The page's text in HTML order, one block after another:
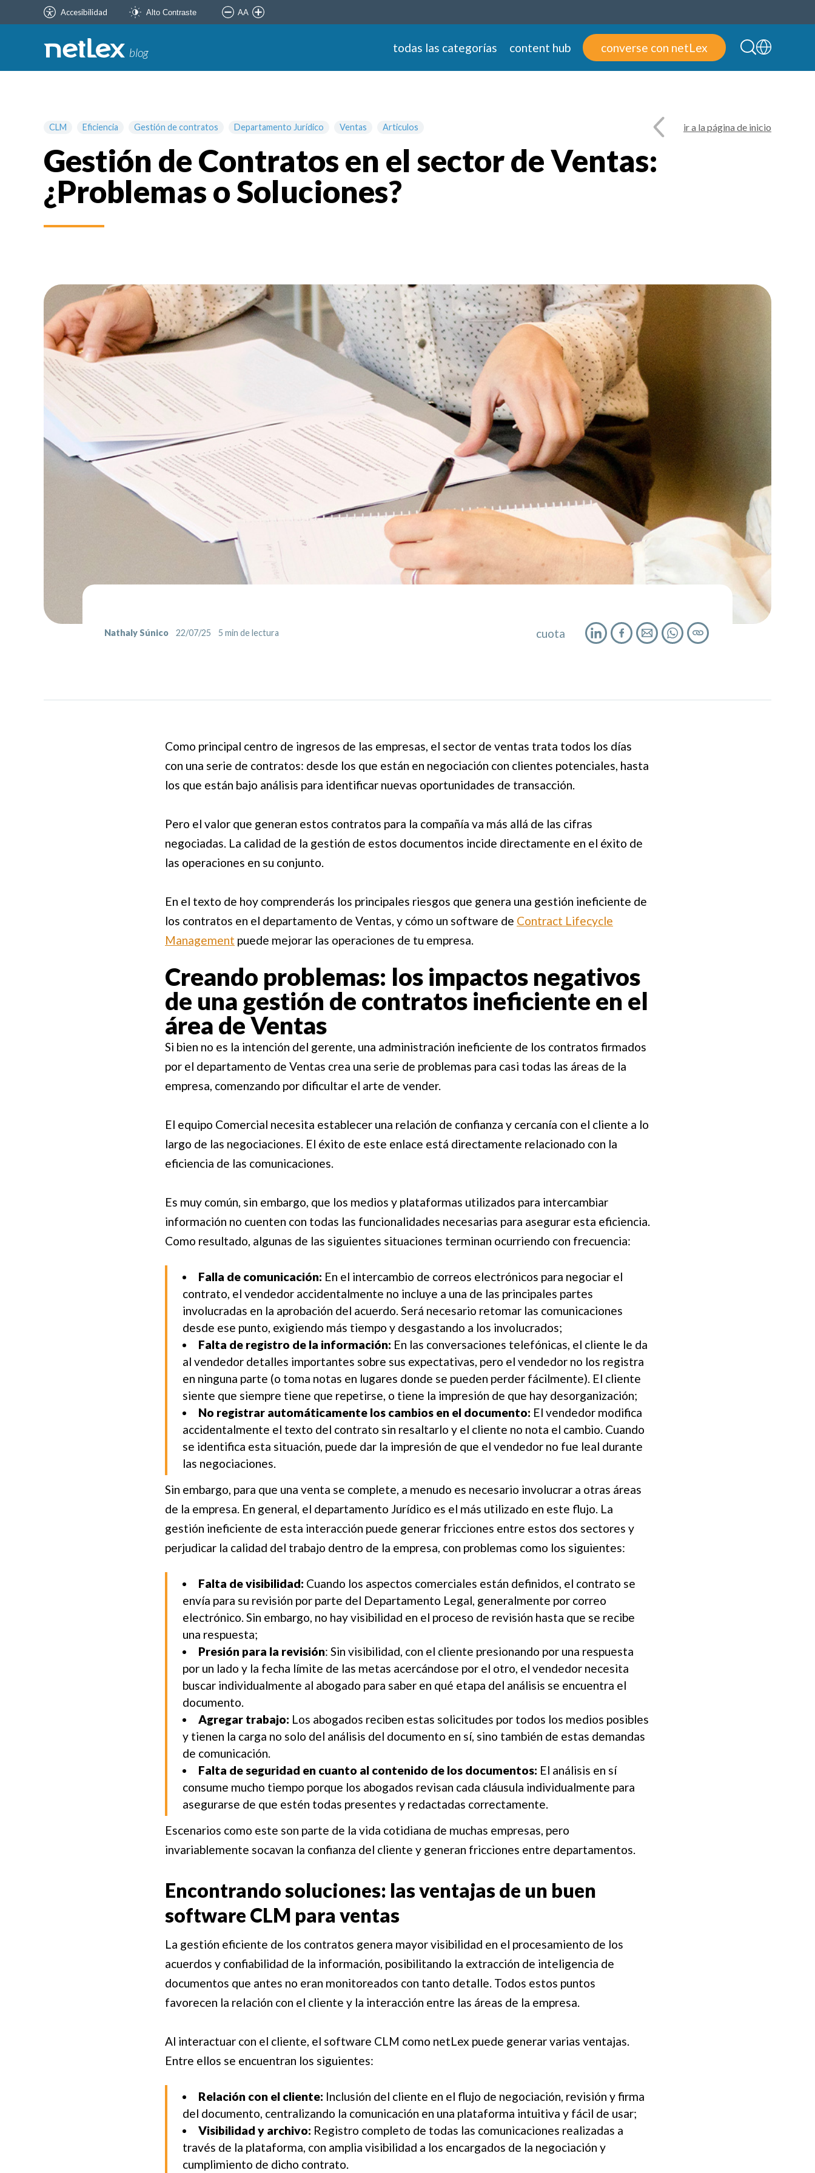
Accesibilidad Alto Contraste AA
blog todas las categorías content hub converse con netLex
CLM Eficiencia Gestión de contratos Departamento Jurídico Ventas Articulos ir a la página de inicio
Gestión de Contratos en el sector de Ventas:
¿Problemas o Soluciones?
Nathaly Súnico 22/07/25 5 min de lectura cuota
Como principal centro de ingresos de las empresas, el sector de ventas trata todos los días
con una serie de contratos: desde los que están en negociación con clientes potenciales, hasta
los que están bajo análisis para identificar nuevas oportunidades de transacción.
Pero el valor que generan estos contratos para la compañía va más allá de las cifras
negociadas. La calidad de la gestión de estos documentos incide directamente en el éxito de
las operaciones en su conjunto.
En el texto de hoy comprenderás los principales riesgos que genera una gestión ineficiente de
los contratos en el departamento de Ventas, y cómo un software de Contract Lifecycle
Management puede mejorar las operaciones de tu empresa.
Creando problemas: los impactos negativos
de una gestión de contratos ineficiente en el
área de Ventas
Si bien no es la intención del gerente, una administración ineficiente de los contratos firmados
por el departamento de Ventas crea una serie de problemas para casi todas las áreas de la
empresa, comenzando por dificultar el arte de vender.
El equipo Comercial necesita establecer una relación de confianza y cercanía con el cliente a lo
largo de las negociaciones. El éxito de este enlace está directamente relacionado con la
eficiencia de las comunicaciones.
Es muy común, sin embargo, que los medios y plataformas utilizados para intercambiar
información no cuenten con todas las funcionalidades necesarias para asegurar esta eficiencia.
Como resultado, algunas de las siguientes situaciones terminan ocurriendo con frecuencia:
Falla de comunicación: En el intercambio de correos electrónicos para negociar el
contrato, el vendedor accidentalmente no incluye a una de las principales partes
involucradas en la aprobación del acuerdo. Será necesario retomar las comunicaciones
desde ese punto, exigiendo más tiempo y desgastando a los involucrados;
Falta de registro de la información: En las conversaciones telefónicas, el cliente le da
al vendedor detalles importantes sobre sus expectativas, pero el vendedor no los registra
en ninguna parte (o toma notas en lugares donde se pueden perder fácilmente). El cliente
siente que siempre tiene que repetirse, o tiene la impresión de que hay desorganización;
No registrar automáticamente los cambios en el documento: El vendedor modifica
accidentalmente el texto del contrato sin resaltarlo y el cliente no nota el cambio. Cuando
se identifica esta situación, puede dar la impresión de que el vendedor no fue leal durante
las negociaciones.
Sin embargo, para que una venta se complete, a menudo es necesario involucrar a otras áreas
de la empresa. En general, el departamento Jurídico es el más utilizado en este flujo. La
gestión ineficiente de esta interacción puede generar fricciones entre estos dos sectores y
perjudicar la calidad del trabajo dentro de la empresa, con problemas como los siguientes:
Falta de visibilidad: Cuando los aspectos comerciales están definidos, el contrato se
envía para su revisión por parte del Departamento Legal, generalmente por correo
electrónico. Sin embargo, no hay visibilidad en el proceso de revisión hasta que se recibe
una respuesta;
Presión para la revisión: Sin visibilidad, con el cliente presionando por una respuesta
por un lado y la fecha límite de las metas acercándose por el otro, el vendedor necesita
buscar individualmente al abogado para saber en qué etapa del análisis se encuentra el
documento.
Agregar trabajo: Los abogados reciben estas solicitudes por todos los medios posibles
y tienen la carga no solo del análisis del documento en sí, sino también de estas demandas
de comunicación.
Falta de seguridad en cuanto al contenido de los documentos: El análisis en sí
consume mucho tiempo porque los abogados revisan cada cláusula individualmente para
asegurarse de que estén todas presentes y redactadas correctamente.
Escenarios como este son parte de la vida cotidiana de muchas empresas, pero
invariablemente socavan la confianza del cliente y generan fricciones entre departamentos.
Encontrando soluciones: las ventajas de un buen
software CLM para ventas
La gestión eficiente de los contratos genera mayor visibilidad en el procesamiento de los
acuerdos y confiabilidad de la información, posibilitando la extracción de inteligencia de
documentos que antes no eran monitoreados con tanto detalle. Todos estos puntos
favorecen la relación con el cliente y la interacción entre las áreas de la empresa.
Al interactuar con el cliente, el software CLM como netLex puede generar varias ventajas.
Entre ellos se encuentran los siguientes:
Relación con el cliente: Inclusión del cliente en el flujo de negociación, revisión y firma
del documento, centralizando la comunicación en una plataforma intuitiva y fácil de usar;
Visibilidad y archivo: Registro completo de todas las comunicaciones realizadas a
través de la plataforma, con amplia visibilidad a los encargados de la negociación y
cumplimiento de dicho contrato.